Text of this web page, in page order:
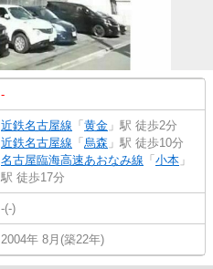
-
近鉄名古屋線 「 黄金 」駅 徒歩2分
近鉄名古屋線 「 烏森 」駅 徒歩10分
名古屋臨海高速あおなみ線 「 小本 」
駅 徒歩17分
-(-)
2004年 8月(築22年)